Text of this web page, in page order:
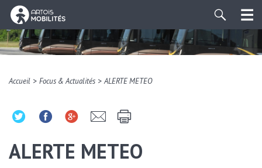
Accueil > Focus & Actualités >ALERTE METEO
ALERTE METEO